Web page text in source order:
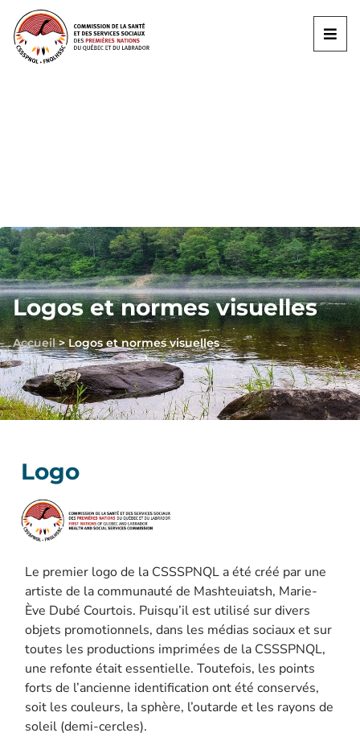
Logos et normes visuelles
Accueil>Logos et normes visuelles
Logo
Le premier logo de la CSSSPNQL a été créé par une
artiste de la communauté de Mashteuiatsh, Marie-
Ève Dubé Courtois. Puisqu’il est utilisé sur divers
objets promotionnels, dans les médias sociaux et sur
toutes les productions imprimées de la CSSSPNQL,
une refonte était essentielle. Toutefois, les points
forts de l’ancienne identification ont été conservés,
soit les couleurs, la sphère, l’outarde et les rayons de
soleil (demi-cercles).